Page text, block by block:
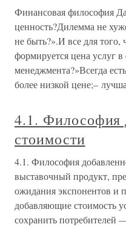
Финансовая философия
ценность?Дилемма не
не быть?».И все для того,
формируется цена услуг в
менеджмента?»Всегда
более низкой цене;–
4.1. Философия
стоимости
4.1. Философия
выставочный продукт,
ожидания экспонентов и
добавляющие стоимость
сохранить потребителей